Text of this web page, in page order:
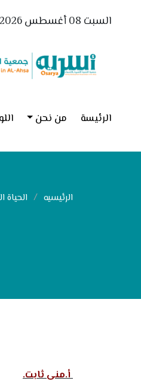
السبت 08 أغسطس 2026 / 25-صفر-1448
الرئيسة من نحن
الرئيسيه الحياة
أ.منى ثابت.